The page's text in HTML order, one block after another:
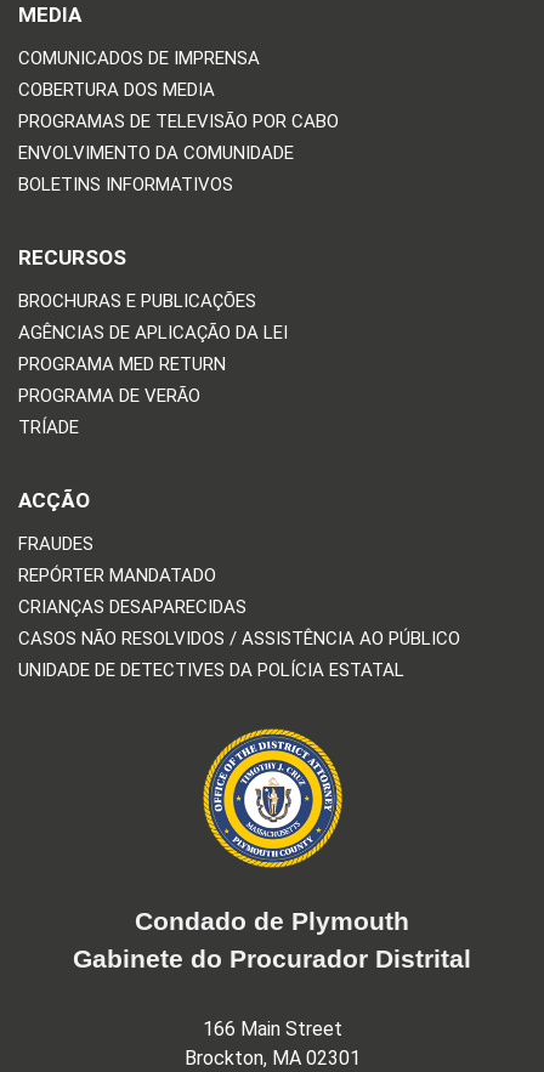
MEDIA
COMUNICADOS DE IMPRENSA
COBERTURA DOS MEDIA
PROGRAMAS DE TELEVISÃO POR CABO
ENVOLVIMENTO DA COMUNIDADE
BOLETINS INFORMATIVOS
RECURSOS
BROCHURAS E PUBLICAÇÕES
AGÊNCIAS DE APLICAÇÃO DA LEI
PROGRAMA MED RETURN
PROGRAMA DE VERÃO
TRÍADE
ACÇÃO
FRAUDES
REPÓRTER MANDATADO
CRIANÇAS DESAPARECIDAS
CASOS NÃO RESOLVIDOS / ASSISTÊNCIA AO PÚBLICO
UNIDADE DE DETECTIVES DA POLÍCIA ESTATAL
Condado de Plymouth
Gabinete do Procurador Distrital
166 Main Street
Brockton, MA 02301